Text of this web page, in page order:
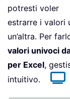
potresti voler
estrarre i valori
un’altra. Per
valori univoci
per Excel,
intuitivo.